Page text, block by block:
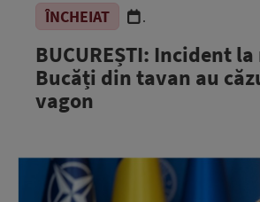
ÎNCHEIAT .
BUCUREȘTI: Incident
Bucăți din tavan au
vagon